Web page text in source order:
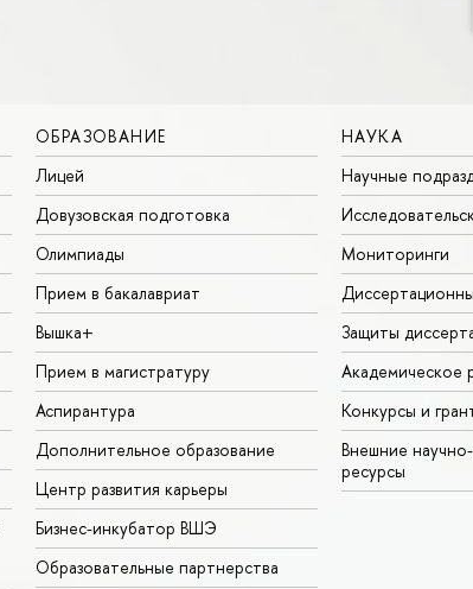
ОБРАЗОВАНИЕ
Лицей
Довузовская подготовка
Олимпиады
Прием в бакалавриат
Вышка+
Прием в магистратуру
Аспирантура
Дополнительное образование
Центр развития карьеры
Бизнес-инкубатор ВШЭ
Образовательные партнерства
НАУКА
Научные
Мониторинги
Защиты
Академическое
Конкурсы и
Внешние
ресурсы